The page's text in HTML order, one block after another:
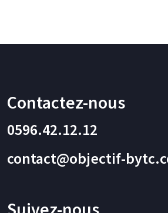
rating
Contactez-nous
0596.42.12.12
contact@objectif-